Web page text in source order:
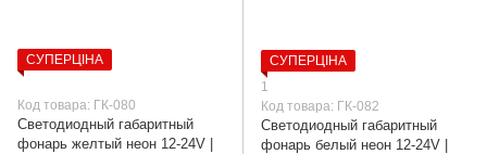
СУПЕРЦІНА
Код товара: ГК-080
Светодиодный габаритный
фонарь желтый неон 12-24V |
СУПЕРЦІНА
1
Код товара: ГК-082
Светодиодный габаритный
фонарь белый неон 12-24V |